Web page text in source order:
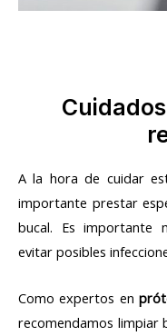
A la hora de cuidar
importante prestar
bucal. Es importante
evitar posibles
Como expertos en
recomendamos limpiar